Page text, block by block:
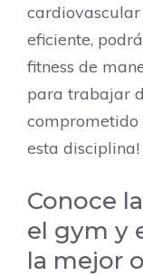
eficiente,
fitness de
para trabajar
comprometido
esta disciplina!
Conoce
el gym y
la mejor